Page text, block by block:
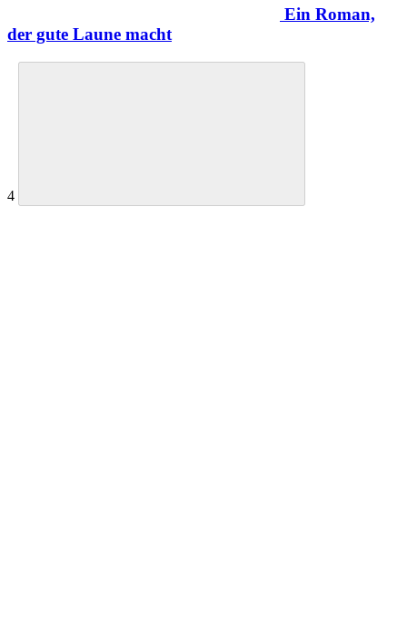
Ein Roman,
der gute Laune macht
4